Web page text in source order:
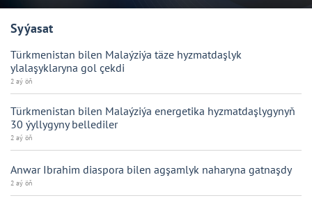
Syýasat
Türkmenistan bilen Malaýziýa täze hyzmatdaşlyk
ylalaşyklaryna gol çekdi
2 aý öň
Türkmenistan bilen Malaýziýa energetika hyzmatdaşlygynyň
30 ýyllygyny bellediler
2 aý öň
Anwar Ibrahim diaspora bilen agşamlyk naharyna gatnaşdy
2 aý öň